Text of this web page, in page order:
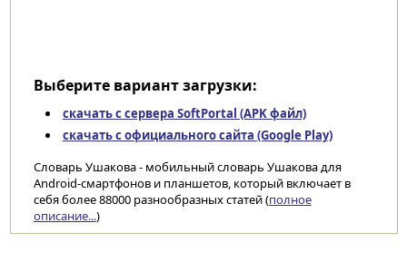
Выберите вариант загрузки:
скачать с сервера SoftPortal (APK файл)
скачать с официального сайта (Google Play)
Словарь Ушакова - мобильный словарь Ушакова для
Android-смартфонов и планшетов, который включает в
себя более 88000 разнообразных статей (полное
описание...)